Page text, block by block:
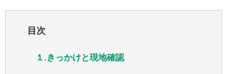
目次
１.きっかけと現地確認